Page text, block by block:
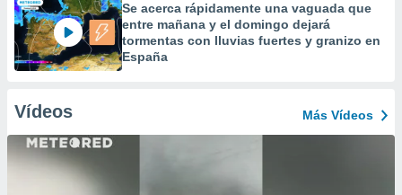
Se acerca rápidamente una vaguada que
entre mañana y el domingo dejará
tormentas con lluvias fuertes y granizo en
España
Vídeos Más Vídeos